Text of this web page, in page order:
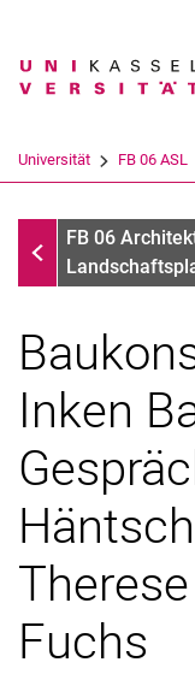
Suchbegriff
Universität FB 06 ASL
Infothek
FB 06
Inken
Fuchs